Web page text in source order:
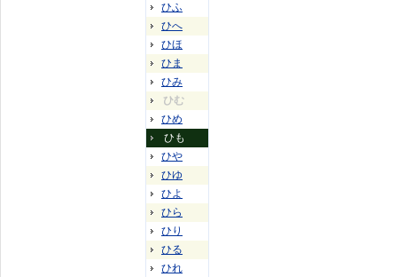
ひふ
ひへ
ひほ
ひま
ひみ
ひむ
ひめ
ひも
ひや
ひゆ
ひよ
ひら
ひり
ひる
ひれ